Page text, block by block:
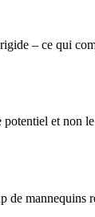
– ce qui
et non
mannequins